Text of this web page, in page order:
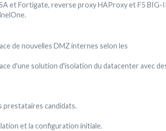
et Fortigate, reverse proxy HAProxy et F5 BIG-
de nouvelles DMZ internes selon les
d'une solution d'isolation du datacenter avec
candidats.
et la configuration initiale.